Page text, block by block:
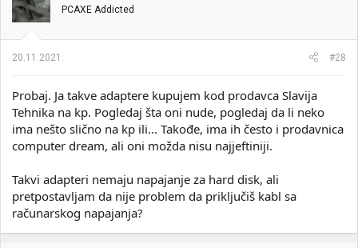
PCAXE Addicted
20.11.2021. #28
Probaj. Ja takve adaptere kupujem kod prodavca Slavija
Tehnika na kp. Pogledaj šta oni nude, pogledaj da li neko
ima nešto slično na kp ili... Takođe, ima ih često i prodavnica
computer dream, ali oni možda nisu najjeftiniji.
Takvi adapteri nemaju napajanje za hard disk, ali
pretpostavljam da nije problem da priključiš kabl sa
računarskog napajanja?